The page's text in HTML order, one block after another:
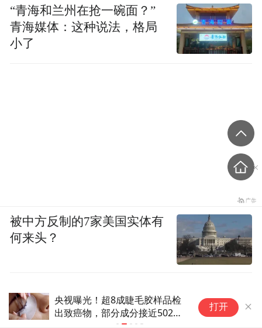
飞天茅台自营店涨价，终端售价已涨至
1760元/瓶
宁波地铁通
打开
“青海和兰州在抢一碗面？”
青海媒体：这种说法，格局
小了
被中方反制的7家美国实体有
何来头？